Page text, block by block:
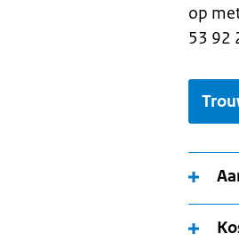
op
53 92